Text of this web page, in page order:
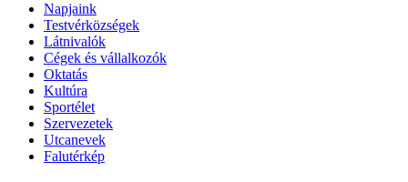
Napjaink
Testvérközségek
Látnivalók
Cégek és vállalkozók
Oktatás
Kultúra
Sportélet
Szervezetek
Utcanevek
Falutérkép